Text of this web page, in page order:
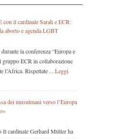
il cardinale Sarah e ECR:
aborto e agenda LGBT
la conferenza “Europa e
gruppo ECR in collaborazione
l’Africa. Rispettate … Leggi
dei musulmani verso l’Europa
cardinale Gerhard Müller ha